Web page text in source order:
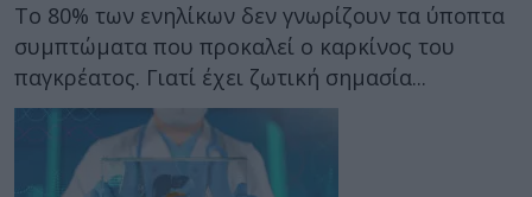
Το 80% των ενηλίκων δεν γνωρίζουν τα ύποπτα
συμπτώματα που προκαλεί ο καρκίνος του
παγκρέατος. Γιατί έχει ζωτική σημασία...